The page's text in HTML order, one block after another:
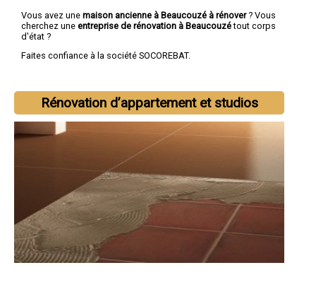
Vous avez une maison ancienne à Beaucouzé à rénover? Vous
cherchez une entreprise de rénovation à Beaucouzétout corps
d'état ?
Faites confiance à la société SOCOREBAT.
Rénovation d’appartement et studios